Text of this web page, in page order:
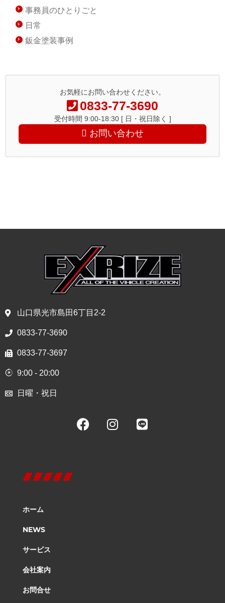
事務員のひとりごと
日常
鈑金塗装事例
お気軽にお問い合わせください。
0833-77-3690
受付時間 9:00-18:30 [ 日・祝日除く ]
お問い合わせ
山口県光市島田6丁目2-2
0833-77-3690
0833-77-3697
9:00 - 20:00
日曜・祝日
ホーム
NEWS
サービス
会社案内
お問合せ